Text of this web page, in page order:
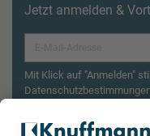
Jetzt anmelden &
Mit Klick auf "Anmelden"